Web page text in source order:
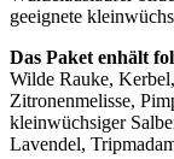
geeignete
Das Paket enhält
Wilde Rauke,
Zitronenmelisse,
kleinwüchsiger
Lavendel,